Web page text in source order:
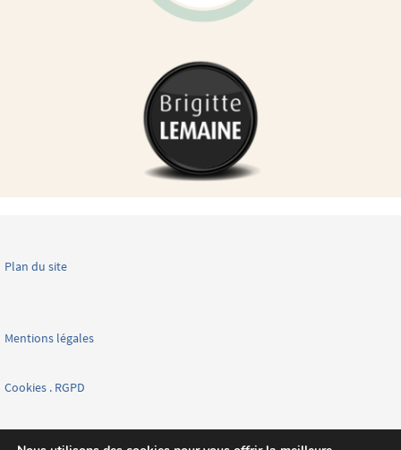
Plan du site
Mentions légales
Cookies . RGPD